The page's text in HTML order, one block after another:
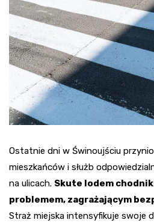
Ostatnie dni w Świnoujściu
mieszkańców i służb
na ulicach. Skute lodem
problemem, zagrażającym
Straż miejska intensyfikuje swoje